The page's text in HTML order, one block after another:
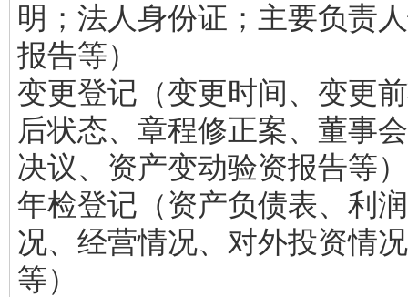
明；法人身份证；主要负责
报告等）
变更登记（变更时间、变更
后状态、章程修正案、董事
决议、资产变动验资报告等）
年检登记（资产负债表、利
况、经营情况、对外投资情
等）